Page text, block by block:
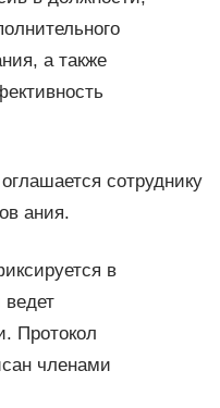
а также
сотруднику
ания.
в
ведет
Протокол
членами